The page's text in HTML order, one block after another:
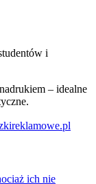
i
– idealne
ich nie